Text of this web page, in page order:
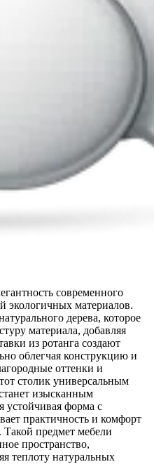
современного
экологичных материалов.
дерева, которое
материала, добавляя
из ротанга создают
облегчая конструкцию и
оттенки и
столик универсальным
изысканным
устойчивая форма с
практичность и комфорт
предмет мебели
пространство,
теплоту натуральных